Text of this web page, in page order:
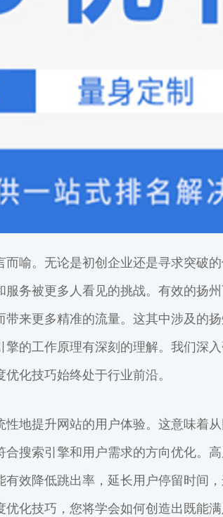
喻。无论是初创企业还是寻求突破
务被更多人看见的挑战。有效的扬
来更多精准的流量。这其中涉及的
的工作原理有深刻的理解。我们深
化技巧始终处于行业前沿。
地提升网站的用户体验。这意味着
搜索引擎和用户需求的方向优化。
效降低跳出率，延长用户停留时间
化技巧，您将学会如何创造出既能